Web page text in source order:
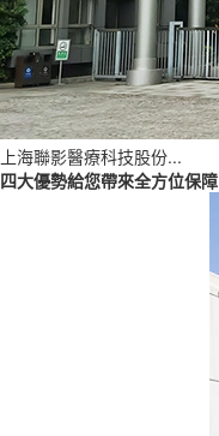
上海聯影醫療科技股份...
四大優勢給您帶來全方位保障